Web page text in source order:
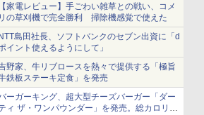
家電レビュー】手ごわい雑草との戦い、コメ
の草刈機で完全勝利 掃除機感覚で使えた
島田社長、ソフトバンクのセブン出資に「d
イント使えるようにして」
野家、牛リブロースを熱々で提供する「極旨
鉄板ステーキ定食」を発売
ーガーキング、超大型チーズバーガー「ダー
ィ ザ・ワンパウンダー」を発売。総カロリー